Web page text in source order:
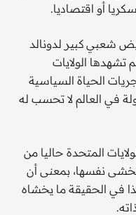
أو اقتصاديا.
شعبي كبير لدونالد
تشهدها الولايات
الحياة السياسية
في العالم لا تحسب له
المتحدة حاليا من
نفسها، بمعنى أن
في الحقيقة ما يخشاه